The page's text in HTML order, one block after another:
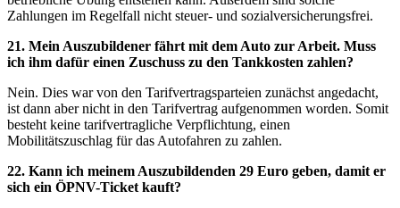
Zahlungen im Regelfall nicht steuer- und sozialversicherungsfrei.
21. Mein Auszubildener fährt mit dem Auto zur Arbeit. Muss
ich ihm dafür einen Zuschuss zu den Tankkosten zahlen?
Nein. Dies war von den Tarifvertragsparteien zunächst angedacht,
ist dann aber nicht in den Tarifvertrag aufgenommen worden. Somit
besteht keine tarifvertragliche Verpflichtung, einen
Mobilitätszuschlag für das Autofahren zu zahlen.
22. Kann ich meinem Auszubildenden 29 Euro geben, damit er
sich ein ÖPNV-Ticket kauft?